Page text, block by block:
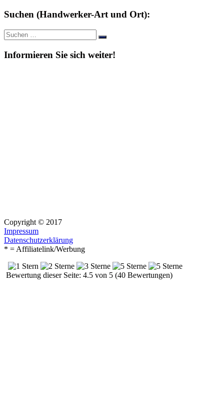
Suchen (Handwerker-Art und Ort):
Suche
nach:
Suchen
Informieren Sie sich weiter!
Copyright © 2017
Impressum
Datenschutzerklärung
* = Affiliatelink/Werbung
Bewertung dieser Seite: 4.5 von 5 (40 Bewertungen)